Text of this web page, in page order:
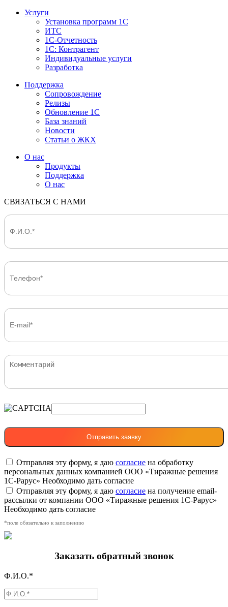
Услуги
Установка программ 1С
ИТС
1С-Отчетность
1С: Контрагент
Индивидуальные услуги
Разработка
Поддержка
Сопровождение
Релизы
Обновление 1С
База знаний
Новости
Статьи о ЖКХ
О нас
Продукты
Поддержка
О нас
СВЯЗАТЬСЯ С НАМИ
Отправляя эту форму, я даю согласие на обработку
персональных данных компанией ООО «Тиражные решения
1С-Рарус» Необходимо дать согласие
Отправляя эту форму, я даю согласие на получение email-
рассылки от компании ООО «Тиражные решения 1С-Рарус»
Необходимо дать согласие
*поле обязательно к заполнению
Заказать обратный звонок
Ф.И.О.*